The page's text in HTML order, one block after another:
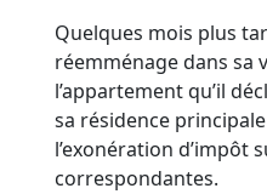
Quelques mois plus
réemménage dans sa
l’appartement qu’il
sa résidence
l’exonération d’impôt
correspondantes.